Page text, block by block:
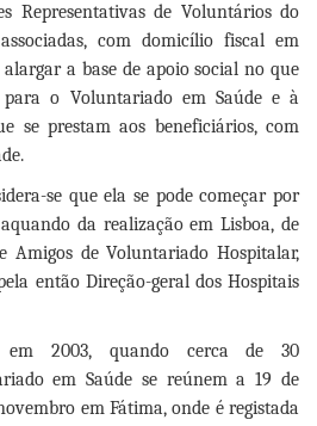
Representativas de Voluntários do
com domicílio fiscal em
a base de apoio social no que
o Voluntariado em Saúde e à
se prestam aos beneficiários, com
se que ela se pode começar por
da realização em Lisboa, de
Amigos de Voluntariado Hospitalar,
então Direção-geral dos Hospitais
em 2003, quando cerca de 30
em Saúde se reúnem a 19 de
em Fátima, onde é registada